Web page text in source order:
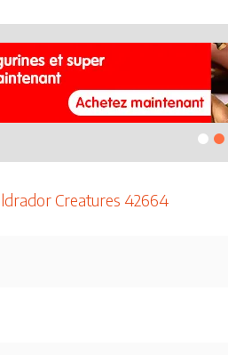
Creatures 42664